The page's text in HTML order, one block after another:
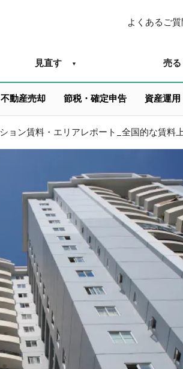
よくあるご質
見直す 売る
不動産売却 節税・確定申告 資産運用